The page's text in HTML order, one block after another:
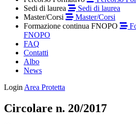
Sedi di laurea
Sedi di laurea
Master/Corsi
Master/Corsi
Formazione continua FNOPO
FNOPO
FAQ
Contatti
Albo
News
Login Area Protetta
Circolare n. 20/2017